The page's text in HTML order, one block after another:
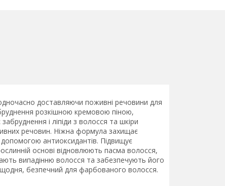
доставляючи поживні речовини для
розкішною кремовою піною,
і ліпіди з волосся та шкіри
речовин. Ніжна формула захищає
допомогою антиоксидантів. Підвищує
основі відновлюють пасма волосся,
випадінню волосся та забезпечують його
безпечний для фарбованого волосся.